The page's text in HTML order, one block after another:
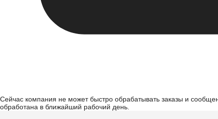
Сейчас компания не может быстро обрабатывать заказы и
обработана в ближайший рабочий день.